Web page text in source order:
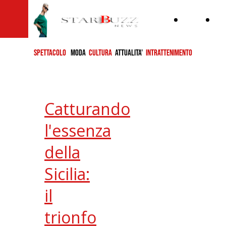
SPETTACOLO MODA CULTURA ATTUALITA' INTRATTENIMENTO
Catturando
l'essenza
della
Sicilia:
il
trionfo